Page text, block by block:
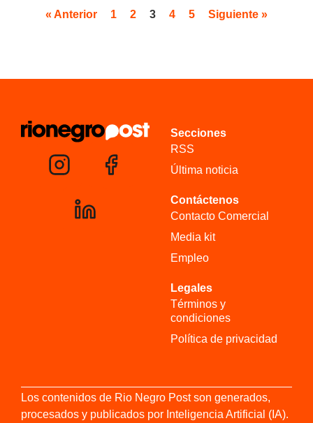
« Anterior 1 2 3 4 5 Siguiente »
Secciones
RSS
Última noticia
Contáctenos
Contacto Comercial
Media kit
Empleo
Legales
Términos y
condiciones
Política de privacidad
Los contenidos de Rio Negro Post son generados,
procesados y publicados por Inteligencia Artificial (IA).